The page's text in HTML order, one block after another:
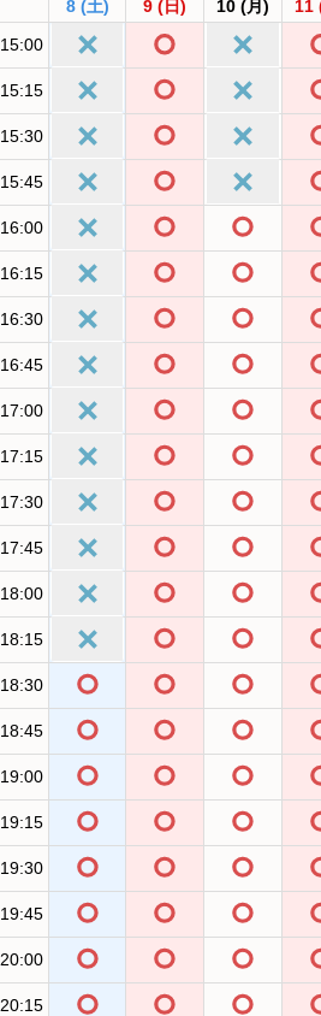
8 (土) 9 (日) 10 (月) 11
15:00
15:15
15:30
15:45
16:00
16:15
16:30
16:45
17:00
17:15
17:30
17:45
18:00
18:15
18:30
18:45
19:00
19:15
19:30
19:45
20:00
20:15